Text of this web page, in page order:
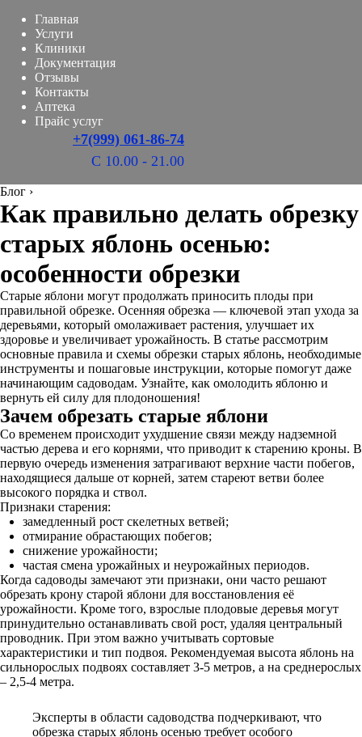
Главная
Услуги
Клиники
Документация
Отзывы
Контакты
Аптека
Прайс услуг
+7(999) 061-86-74
С 10.00 - 21.00
Блог ›
Как правильно делать обрезку
старых яблонь осенью:
особенности обрезки
Старые яблони могут продолжать приносить плоды при
правильной обрезке. Осенняя обрезка — ключевой этап ухода за
деревьями, который омолаживает растения, улучшает их
здоровье и увеличивает урожайность. В статье рассмотрим
основные правила и схемы обрезки старых яблонь, необходимые
инструменты и пошаговые инструкции, которые помогут даже
начинающим садоводам. Узнайте, как омолодить яблоню и
вернуть ей силу для плодоношения!
Зачем обрезать старые яблони
Со временем происходит ухудшение связи между надземной
частью дерева и его корнями, что приводит к старению кроны. В
первую очередь изменения затрагивают верхние части побегов,
находящиеся дальше от корней, затем стареют ветви более
высокого порядка и ствол.
Признаки старения:
замедленный рост скелетных ветвей;
отмирание обрастающих побегов;
снижение урожайности;
частая смена урожайных и неурожайных периодов.
Когда садоводы замечают эти признаки, они часто решают
обрезать крону старой яблони для восстановления её
урожайности. Кроме того, взрослые плодовые деревья могут
принудительно останавливать свой рост, удаляя центральный
проводник. При этом важно учитывать сортовые
характеристики и тип подвоя. Рекомендуемая высота яблонь на
сильнорослых подвоях составляет 3-5 метров, а на среднерослых
– 2,5-4 метра.
Эксперты в области садоводства подчеркивают, что
обрезка старых яблонь осенью требует особого